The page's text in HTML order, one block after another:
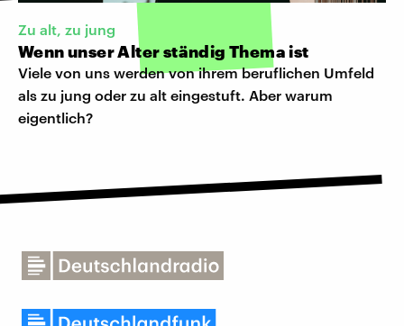
Zu alt, zu jung
Wenn unser Alter ständig Thema ist
Viele von uns werden von ihrem beruflichen Umfeld
als zu jung oder zu alt eingestuft. Aber warum
eigentlich?